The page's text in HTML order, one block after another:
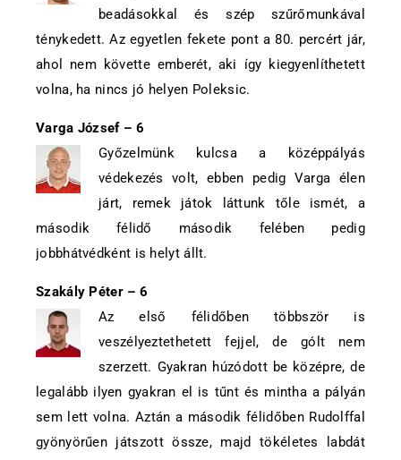
beadásokkal és szép szűrőmunkával
ténykedett. Az egyetlen fekete pont a 80. percért jár,
ahol nem követte emberét, aki így kiegyenlíthetett
volna, ha nincs jó helyen Poleksic.
Varga József – 6
Győzelmünk kulcsa a középpályás
védekezés volt, ebben pedig Varga élen
járt, remek játok láttunk tőle ismét, a
második félidő második felében pedig
jobbhátvédként is helyt állt.
Szakály Péter – 6
Az első félidőben többször is
veszélyeztethetett fejjel, de gólt nem
szerzett. Gyakran húzódott be középre, de
legalább ilyen gyakran el is tűnt és mintha a pályán
sem lett volna. Aztán a második félidőben Rudolffal
gyönyörűen játszott össze, majd tökéletes labdát